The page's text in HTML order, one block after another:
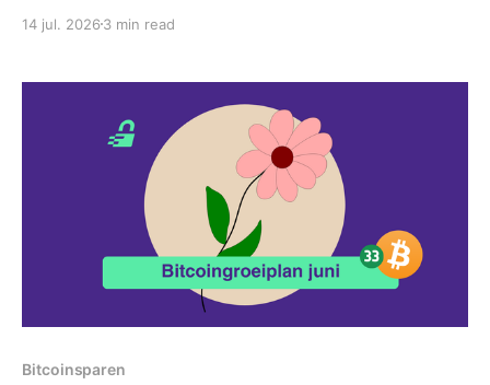
14 jul. 2026 3 min read
Bitcoinsparen